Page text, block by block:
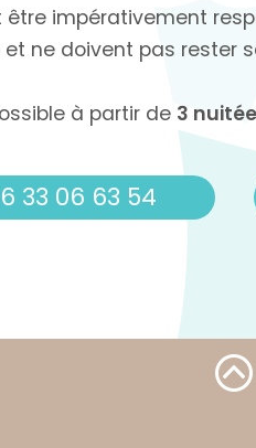
être impérativement
ne doivent pas rester
à partir de 3
33 06 63 54